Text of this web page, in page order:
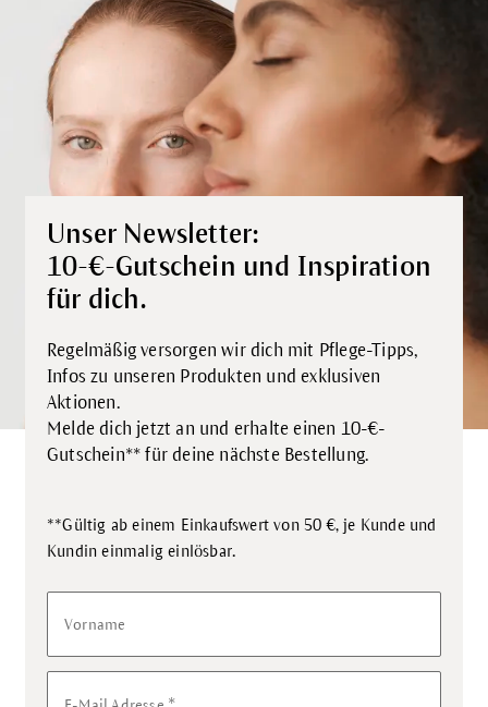
Unser Newsletter:
10-€-Gutschein und Inspiration
für dich.
Regelmäßig versorgen wir dich mit Pflege-Tipps,
Infos zu unseren Produkten und exklusiven
Aktionen.
Melde dich jetzt an und erhalte einen 10-€-
Gutschein** für deine nächste Bestellung.
**Gültig ab einem Einkaufswert von 50 €, je Kunde und
Kundin einmalig einlösbar.
Vorname